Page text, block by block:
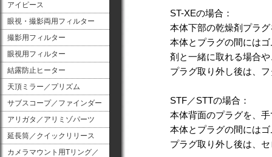
アイピース
眼視・撮影両用フィルター
撮影用フィルター
眼視用フィルター
結露防止ヒーター
天頂ミラー／プリズム
サブスコープ／ファインダー
アリガタ／アリミゾパーツ
延長筒／クイックリリース
カメラマウント用Tリング／
ST-XEの場合：
本体下部の乾燥剤プラ
本体とプラグの間には
剤と一緒に取れる場合
プラグ取り外し後は、
STF／STTの場合：
本体背面のプラグを、
本体とプラグの間には
プラグ取り外し後は、